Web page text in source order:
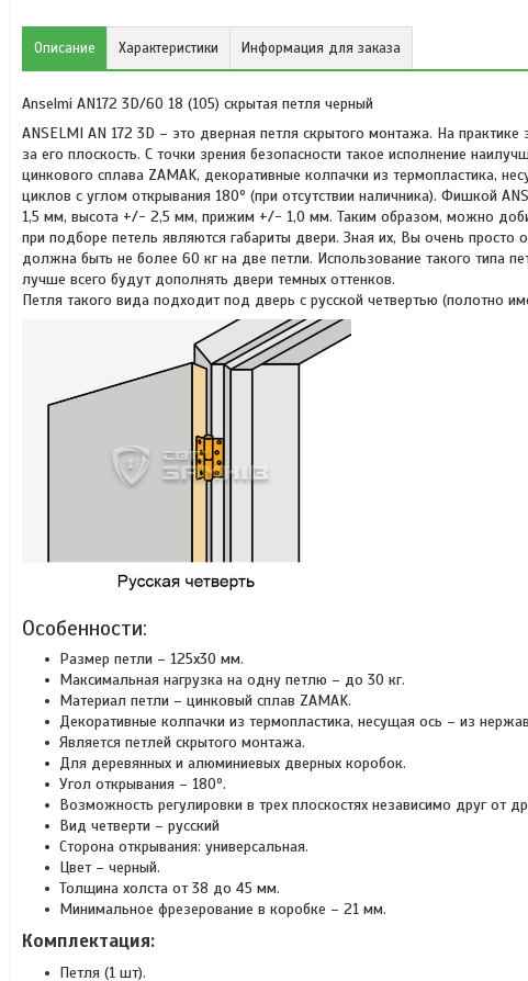
Описание Характеристики Информация для заказа
Anselmi AN172 3D/60 18 (105) скрытая петля черный
ANSELMI AN 172 3D – это дверная петля скрытого монтажа. На
за его плоскость. С точки зрения безопасности такое исполнение
цинкового сплава ZAMAK, декоративные колпачки из термопластика,
циклов с углом открывания 180º (при отсутствии наличника). Фишкой
1,5 мм, высота +/- 2,5 мм, прижим +/- 1,0 мм. Таким образом, можно
при подборе петель являются габариты двери. Зная их, Вы очень просто
должна быть не более 60 кг на две петли. Использование такого типа
лучше всего будут дополнять двери темных оттенков.
Петля такого вида подходит под дверь с русской четвертью (полотно
Особенности:
Размер петли – 125х30 мм.
Максимальная нагрузка на одну петлю – до 30 кг.
Материал петли – цинковый сплав ZAMAK.
Декоративные колпачки из термопластика, несущая ось – из
Является петлей скрытого монтажа.
Для деревянных и алюминиевых дверных коробок.
Угол открывания – 180º.
Возможность регулировки в трех плоскостях независимо друг от
Вид четверти – русский
Сторона открывания: универсальная.
Цвет – черный.
Толщина холста от 38 до 45 мм.
Минимальное фрезерование в коробке – 21 мм.
Комплектация:
Петля (1 шт).